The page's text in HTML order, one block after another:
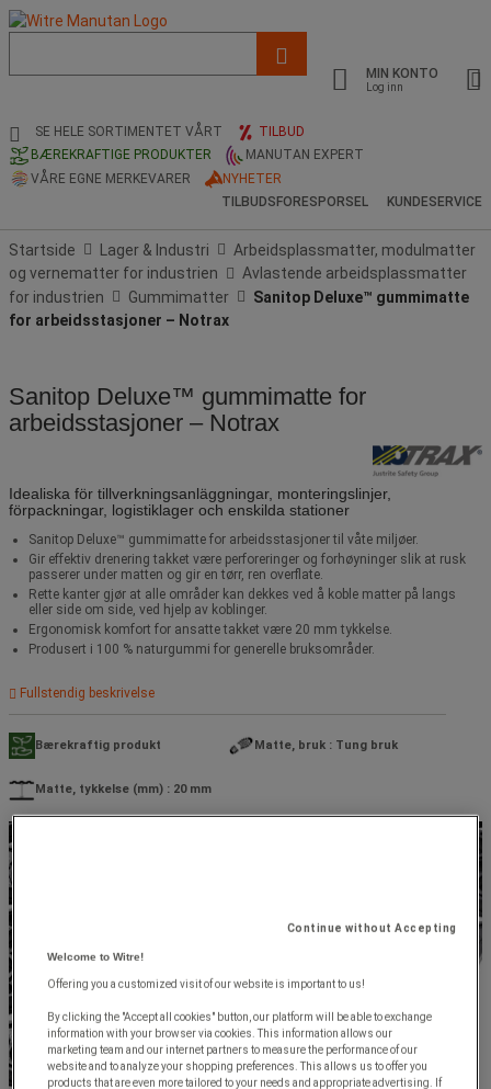
og
søkehistorikk
MIN KONTO
Log inn
SE HELE SORTIMENTET VÅRT
TILBUD
BÆREKRAFTIGE PRODUKTER
MANUTAN EXPERT
VÅRE EGNE MERKEVARER
NYHETER
TILBUDSFORESPORSEL
KUNDESERVICE
Startside Lager & Industri
Arbeidsplassmatter, modulmatter
og vernematter for industrien
Avlastende arbeidsplassmatter
for industrien
Gummimatter
Sanitop Deluxe™ gummimatte
for arbeidsstasjoner – Notrax
Sanitop Deluxe™ gummimatte for
arbeidsstasjoner – Notrax
Idealiska för tillverkningsanläggningar, monteringslinjer,
förpackningar, logistiklager och enskilda stationer
Sanitop Deluxe™ gummimatte for arbeidsstasjoner til våte miljøer.
Gir effektiv drenering takket være perforeringer og forhøyninger slik at rusk
passerer under matten og gir en tørr, ren overflate.
Rette kanter gjør at alle områder kan dekkes ved å koble matter på langs
eller side om side, ved hjelp av koblinger.
Ergonomisk komfort for ansatte takket være 20 mm tykkelse.
Produsert i 100 % naturgummi for generelle bruksområder.
Fullstendig beskrivelse
Bærekraftig produkt Matte, bruk : Tung bruk
Matte, tykkelse (mm) : 20 mm
Continue without Accepting
Welcome to Witre!
Offering you a customized visit of our website is important to us!
By clicking the "Accept all cookies" button, our platform will be able to exchange
information with your browser via cookies. This information allows our
marketing team and our internet partners to measure the performance of our
website and to analyze your shopping preferences. This allows us to offer you
products that are even more tailored to your needs and appropriate advertising. If